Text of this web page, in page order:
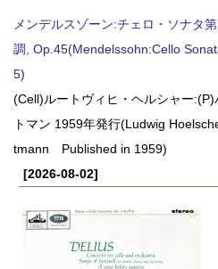
メンデルスゾーン:チェロ・ソナタ
調, Op.45(Mendelssohn:Cello
5)
(Cell)ルートヴィヒ・ヘルシャー
トマン 1959年発行(Ludwig
tmann Published in 1959)
[2026-08-02]